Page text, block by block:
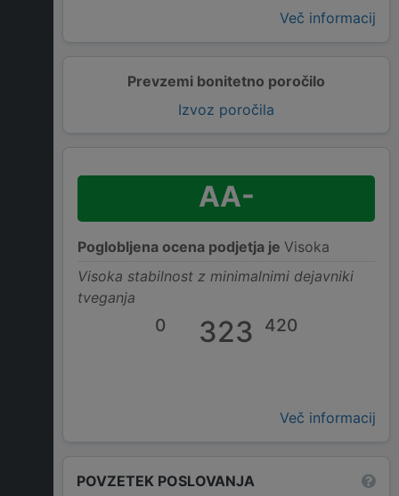
Več informacij
Prevzemi bonitetno poročilo
Izvoz poročila
AA-
Poglobljena ocena podjetja je Visoka
Visoka stabilnost z minimalnimi dejavniki
tveganja
0 323 420
Več informacij
POVZETEK POSLOVANJA